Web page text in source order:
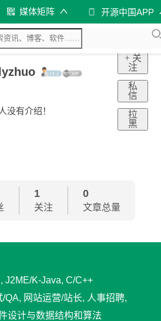
媒体矩阵 开源中国APP
没有介绍！
+ 关
注
私
信
拉
黑
1
关注
0
文章总量
J2ME/K-Java, C/C++
QA, 网站运营/站长, 人事招聘,
设计与数据结构和算法